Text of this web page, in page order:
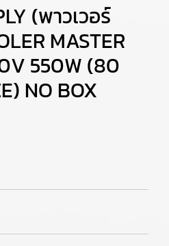
(พาวเวอร์
MASTER
550W (80
NO BOX